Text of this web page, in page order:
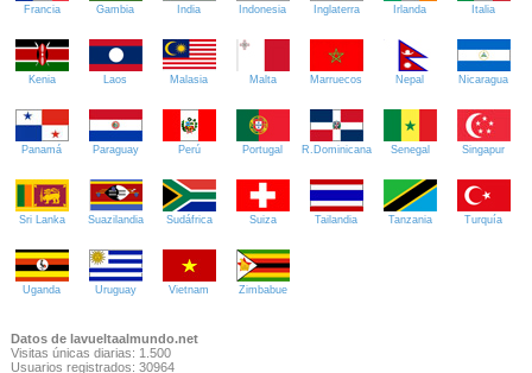
Francia Gambia India Indonesia Inglaterra Irlanda Italia
Kenia Laos Malasia Malta Marruecos Nepal Nicaragua
Panamá Paraguay Perú Portugal R.Dominicana Senegal Singapur
Sri Lanka Suazilandia Sudáfrica Suiza Tailandia Tanzania Turquía
Uganda Uruguay Vietnam Zimbabue
Datos de lavueltaalmundo.net
Visitas únicas diarias: 1.500
Usuarios registrados: 30964